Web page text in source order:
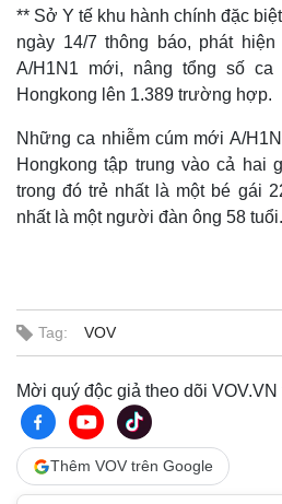
** Sở Y tế khu hành chính đặc
ngày 14/7 thông báo, phát
A/H1N1 mới, nâng tổng số ca
Hongkong lên 1.389 trường hợp.
Những ca nhiễm cúm mới A/
Hongkong tập trung vào cả hai
trong đó trẻ nhất là một bé gái
nhất là một người đàn ông 58
Tag: VOV
Mời quý độc giả theo dõi VOV.VN
Thêm VOV trên Google